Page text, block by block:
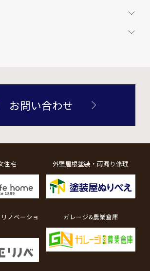
お問い合わせ
住宅 外壁屋根塗装・雨漏り修理
ノベーショ
ガレージ&農業倉庫